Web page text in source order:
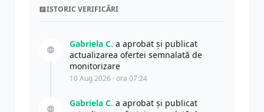
ISTORIC VERIFICĂRI
Gabriela C. a aprobat și publicat
actualizarea ofertei semnalată de
monitorizare
10 Aug 2026 · ora 07:24
Gabriela C. a aprobat și publicat